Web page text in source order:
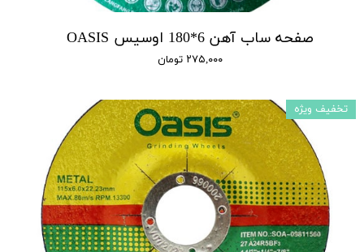
صفحه ساب آهن 6*180 اوسیس OASIS
۲۷۵,۰۰۰ تومان
تخفیف ویژه